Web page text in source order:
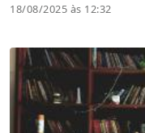
18/08/2025 às 12:32